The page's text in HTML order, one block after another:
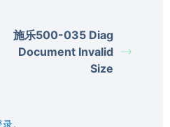
施乐500-035 Diag
Document Invalid
Size
录。